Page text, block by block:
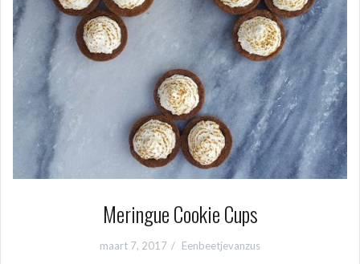
Meringue Cookie Cups
maart 7, 2017 Eenbeetjevanzus